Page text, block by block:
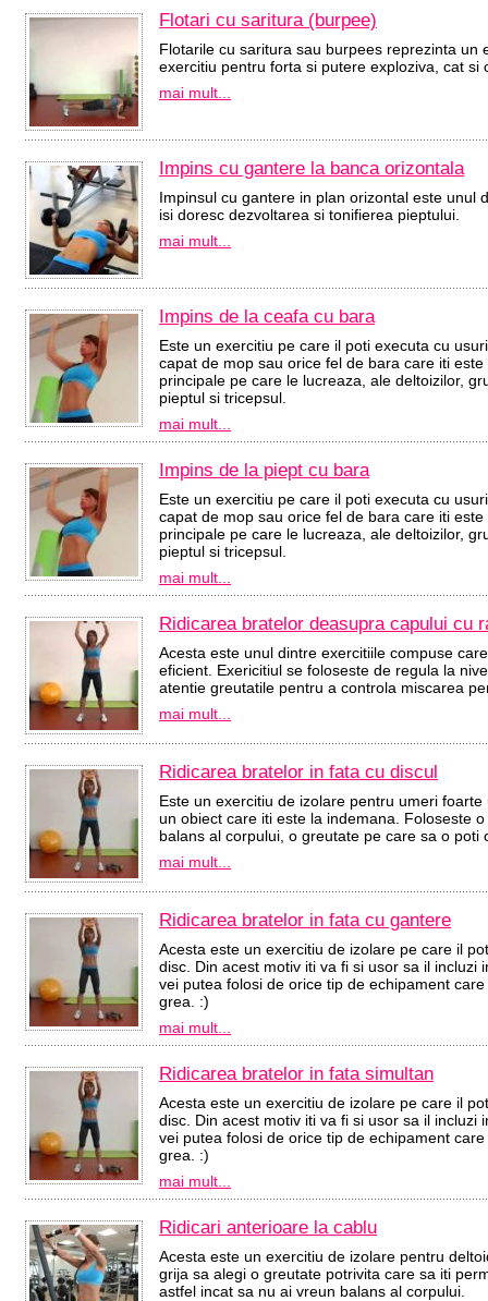
Flotari cu saritura (burpee)
Flotarile cu saritura sau burpees reprezinta
exercitiu pentru forta si putere exploziva, cat si
mai mult...
Impins cu gantere la banca orizontala
Impinsul cu gantere in plan orizontal este unul
isi doresc dezvoltarea si tonifierea pieptului.
mai mult...
Impins de la ceafa cu bara
Este un exercitiu pe care il poti executa cu
capat de mop sau orice fel de bara care iti
principale pe care le lucreaza, ale deltoizilor,
pieptul si tricepsul.
mai mult...
Impins de la piept cu bara
Este un exercitiu pe care il poti executa cu
capat de mop sau orice fel de bara care iti
principale pe care le lucreaza, ale deltoizilor,
pieptul si tricepsul.
mai mult...
Ridicarea bratelor deasupra capului cu
Acesta este unul dintre exercitiile compuse
eficient. Exericitiul se foloseste de regula la
atentie greutatile pentru a controla miscarea
mai mult...
Ridicarea bratelor in fata cu discul
Este un exercitiu de izolare pentru umeri
un obiect care iti este la indemana. Foloseste
balans al corpului, o greutate pe care sa o poti
mai mult...
Ridicarea bratelor in fata cu gantere
Acesta este un exercitiu de izolare pe care il
disc. Din acest motiv iti va fi si usor sa il
vei putea folosi de orice tip de echipament
grea. :)
mai mult...
Ridicarea bratelor in fata simultan
Acesta este un exercitiu de izolare pe care il
disc. Din acest motiv iti va fi si usor sa il
vei putea folosi de orice tip de echipament
grea. :)
mai mult...
Ridicari anterioare la cablu
Acesta este un exercitiu de izolare pentru
grija sa alegi o greutate potrivita care sa iti
astfel incat sa nu ai vreun balans al corpului.